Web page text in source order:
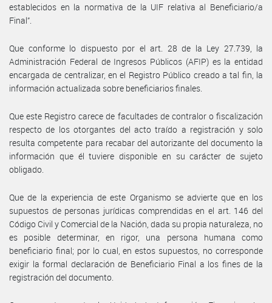
establecidos en la normativa de la UIF relativa al Beneficiario/a
Final”.
Que conforme lo dispuesto por el art. 28 de la Ley 27.739, la
Administración Federal de Ingresos Públicos (AFIP) es la entidad
encargada de centralizar, en el Registro Público creado a tal fin, la
información actualizada sobre beneficiarios finales.
Que este Registro carece de facultades de contralor o fiscalización
respecto de los otorgantes del acto traído a registración y solo
resulta competente para recabar del autorizante del documento la
información que él tuviere disponible en su carácter de sujeto
obligado.
Que de la experiencia de este Organismo se advierte que en los
supuestos de personas jurídicas comprendidas en el art. 146 del
Código Civil y Comercial de la Nación, dada su propia naturaleza, no
es posible determinar, en rigor, una persona humana como
beneficiario final; por lo cual, en estos supuestos, no corresponde
exigir la formal declaración de Beneficiario Final a los fines de la
registración del documento.